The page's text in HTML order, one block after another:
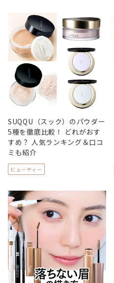
SUQQU（スック）のパウダー
5種を徹底比較！ どれがおす
すめ？ 人気ランキング＆口コ
ミも紹介
ビューティー